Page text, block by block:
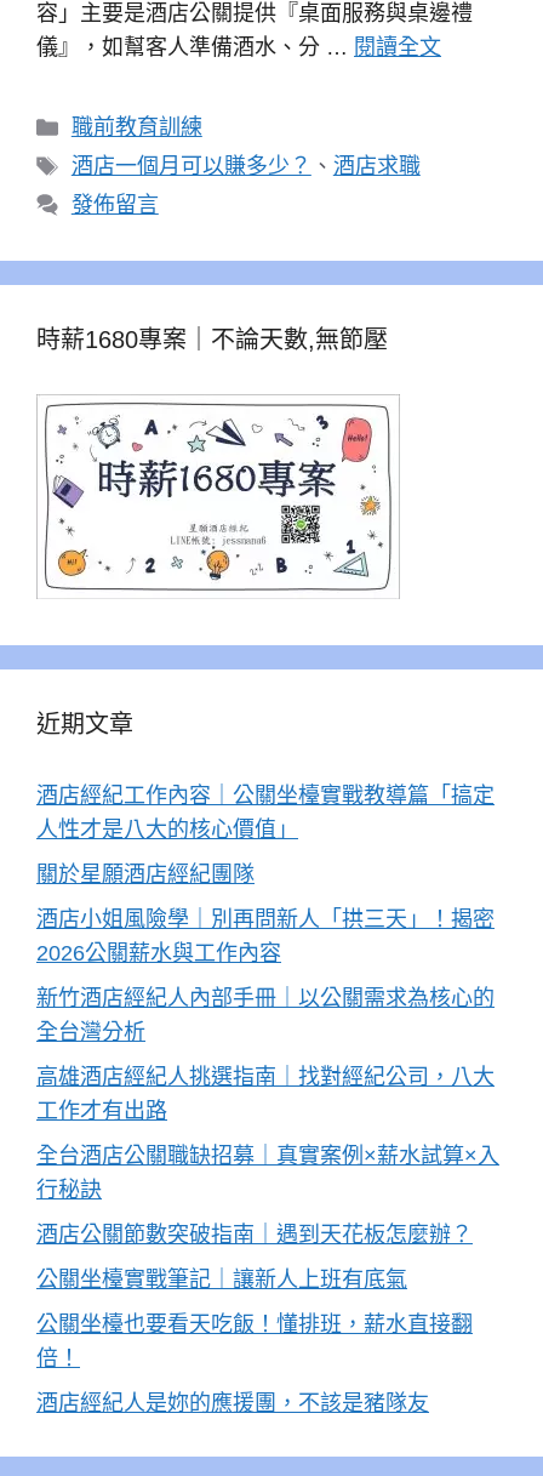
容」主要是酒店公關提供『桌面服務與桌邊禮
儀』，如幫客人準備酒水、分 … 閱讀全文
分
類
職前教育訓練
標
籤
酒店一個月可以賺多少？ 、 酒店求職
發佈留言
時薪1680專案｜不論天數,無節壓
近期文章
酒店經紀工作內容｜公關坐檯實戰教導篇「搞定
人性才是八大的核心價值」
關於星願酒店經紀團隊
酒店小姐風險學｜別再問新人「拱三天」！揭密
2026公關薪水與工作內容
新竹酒店經紀人內部手冊｜以公關需求為核心的
全台灣分析
高雄酒店經紀人挑選指南｜找對經紀公司，八大
工作才有出路
全台酒店公關職缺招募｜真實案例×薪水試算×入
行秘訣
酒店公關節數突破指南｜遇到天花板怎麼辦？
公關坐檯實戰筆記｜讓新人上班有底氣
公關坐檯也要看天吃飯！懂排班，薪水直接翻
倍！
酒店經紀人是妳的應援團，不該是豬隊友